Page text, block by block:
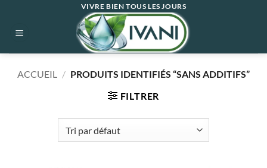
contenu
VIVRE BIEN TOUS LES JOURS
ACCUEIL / PRODUITS IDENTIFIÉS “SANS ADDITIFS”
FILTRER